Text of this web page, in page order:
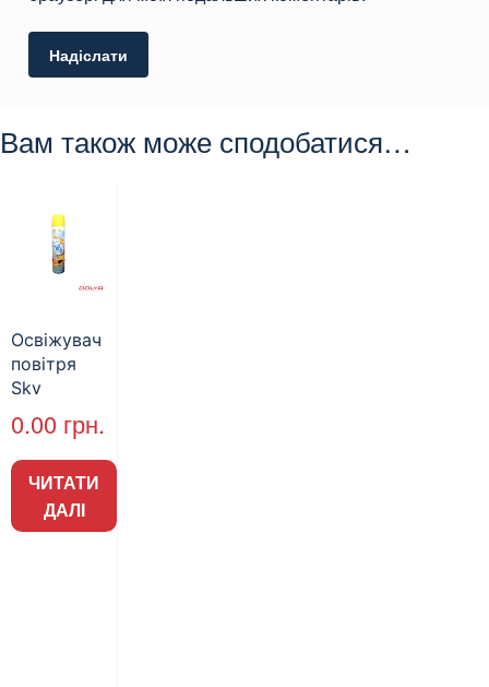
Вам також може сподобатися…
Освіжувач
повітря
Sky
Тропічний
Каприз
300мл
(24шт/пак)
0.00 грн.
ЧИТАТИ
ДАЛІ